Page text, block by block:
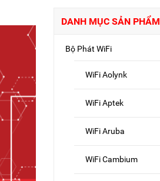
DANH MỤC SẢN PHẨM
Bộ Phát WiFi
WiFi Aolynk
WiFi Aptek
WiFi Aruba
WiFi Cambium